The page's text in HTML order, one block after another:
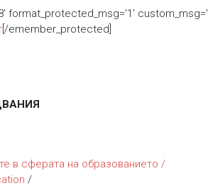
format_protected_msg='1' custom_msg='
[/emember_protected]
в сферата на образованието /
/